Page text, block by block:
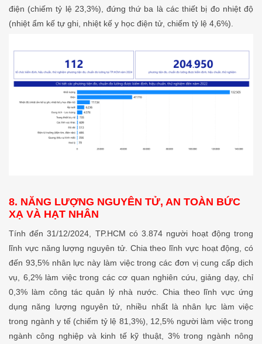
điện (chiếm tỷ lệ 23,3%), đứng thứ ba là các thiết bị đo nhiệt độ
(nhiệt ẩm kế tự ghi, nhiệt kế y học điện tử, chiếm tỷ lệ 4,6%).
8. NĂNG LƯỢNG NGUYÊN TỬ, AN TOÀN BỨC
XẠ VÀ HẠT NHÂN
Tính đến 31/12/2024, TP.HCM có 3.874 người hoạt động trong
lĩnh vực năng lượng nguyên tử. Chia theo lĩnh vực hoạt động, có
đến 93,5% nhân lực này làm việc trong các đơn vị cung cấp dịch
vụ, 6,2% làm việc trong các cơ quan nghiên cứu, giảng dạy, chỉ
0,3% làm công tác quản lý nhà nước. Chia theo lĩnh vực ứng
dụng năng lượng nguyên tử, nhiều nhất là nhân lực làm việc
trong ngành y tế (chiếm tỷ lệ 81,3%), 12,5% người làm việc trong
ngành công nghiệp và kinh tế kỹ thuật, 3% trong ngành nông